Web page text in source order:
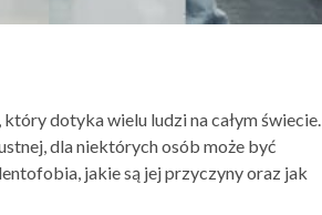
dotyka wielu ludzi na całym świecie.
dla niektórych osób może być
jakie są jej przyczyny oraz jak